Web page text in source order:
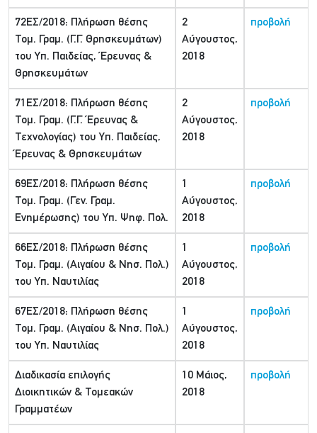
72ΕΣ/2018: Πλήρωση θέσης
Τομ. Γραμ. (Γ.Γ. Θρησκευμάτων)
του Υπ. Παιδείας, Έρευνας &
Θρησκευμάτων
2
Αύγουστος,
2018
προβολή
71ΕΣ/2018: Πλήρωση θέσης
Τομ. Γραμ. (Γ.Γ. Έρευνας &
Τεχνολογίας) του Υπ. Παιδείας,
Έρευνας & Θρησκευμάτων
2
Αύγουστος,
2018
προβολή
69ΕΣ/2018: Πλήρωση θέσης
Τομ. Γραμ. (Γεν. Γραμ.
Ενημέρωσης) του Υπ. Ψηφ. Πολ.
1
Αύγουστος,
2018
προβολή
66ΕΣ/2018: Πλήρωση θέσης
Τομ. Γραμ. (Αιγαίου & Νησ. Πολ.)
του Υπ. Ναυτιλίας
1
Αύγουστος,
2018
προβολή
67ΕΣ/2018: Πλήρωση θέσης
Τομ. Γραμ. (Αιγαίου & Νησ. Πολ.)
του Υπ. Ναυτιλίας
1
Αύγουστος,
2018
προβολή
Διαδικασία επιλογής
Διοικητικών & Τομεακών
Γραμματέων
10 Μάιος,
2018
προβολή